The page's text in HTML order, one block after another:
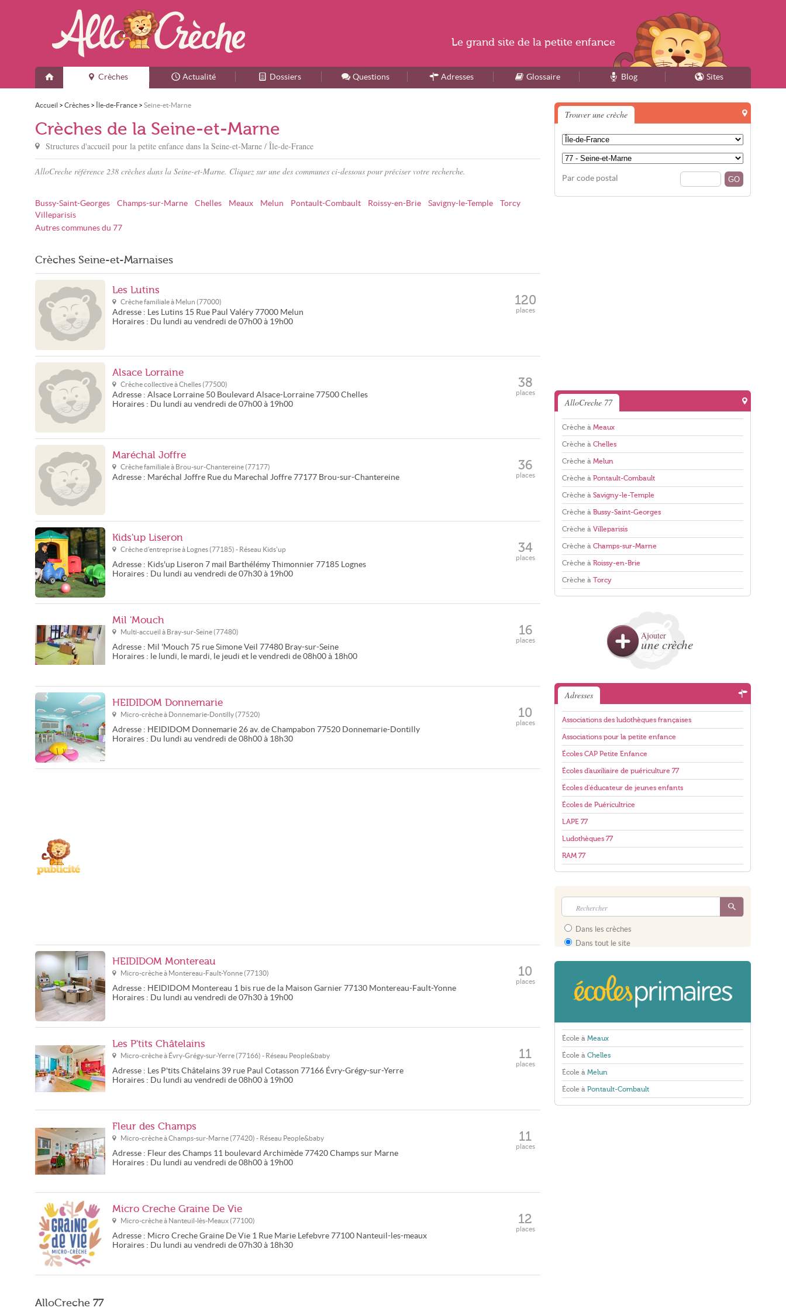
Accueil
Crèches Actualité Dossiers Questions Adresses Glossaire Blog Sites
Accueil > Crèches > Île-de-France > Seine-et-Marne
Crèches de la Seine-et-Marne
Structures d'accueil pour la petite enfance dans la Seine-et-Marne / Île-de-France
AlloCreche référence 238 crèches dans la Seine-et-Marne. Cliquez sur une des communes ci-dessous pour préciser votre recherche.
Bussy-Saint-Georges Champs-sur-Marne Chelles Meaux Melun Pontault-Combault Roissy-en-Brie Savigny-le-Temple
Torcy
Villeparisis
Autres communes du 77
Crèches Seine-et-Marnaises
Les Lutins
Crèche familiale à Melun (77000)
Adresse : Les Lutins 15 Rue Paul Valéry 77000 Melun
Horaires : Du lundi au vendredi de 07h00 à 19h00
120
places
Alsace Lorraine
Crèche collective àChelles (77500)
Adresse : Alsace Lorraine 50 Boulevard Alsace-Lorraine 77500 Chelles
Horaires : Du lundi au vendredi de 07h00 à 19h00
38
places
Maréchal Joffre
Crèche familiale à Brou-sur-Chantereine (77177)
Adresse : Maréchal Joffre Rue du Marechal Joffre 77177 Brou-sur-Chantereine
36
places
Kids'up Liseron
Crèche d'entreprise à Lognes (77185) - Réseau Kids'up
Adresse : Kids'up Liseron 7 mail Barthélémy Thimonnier 77185 Lognes
Horaires : Du lundi au vendredi de 07h30 à 19h00
34
places
Mil 'Mouch
Multi-accueil à Bray-sur-Seine (77480)
Adresse : Mil 'Mouch 75 rue Simone Veil 77480 Bray-sur-Seine
Horaires : le lundi, le mardi, le jeudi et le vendredi de 08h00 à 18h00
16
places
HEIDIDOM Donnemarie
Micro-crèche à Donnemarie-Dontilly (77520)
Adresse : HEIDIDOM Donnemarie 26 av. de Champabon 77520 Donnemarie-Dontilly
Horaires : Du lundi au vendredi de 08h00 à 18h30
10
places
HEIDIDOM Montereau
Micro-crèche à Montereau-Fault-Yonne (77130)
Adresse : HEIDIDOM Montereau 1 bis rue de la Maison Garnier 77130 Montereau-Fault-Yonne
Horaires : Du lundi au vendredi de 07h30 à 19h00
10
places
Les P'tits Châtelains
Micro-crèche à Évry-Grégy-sur-Yerre (77166) - Réseau People&baby
Adresse : Les P'tits Châtelains 39 rue Paul Cotasson 77166 Évry-Grégy-sur-Yerre
Horaires : Du lundi au vendredi de 08h00 à 19h00
11
places
Fleur des Champs
Micro-crèche àChamps-sur-Marne (77420) - Réseau People&baby
Adresse : Fleur des Champs 11 boulevard Archimède 77420 Champs sur Marne
Horaires : Du lundi au vendredi de 08h00 à 19h00
11
places
Micro Creche Graine De Vie
Micro-crèche à Nanteuil-lès-Meaux (77100)
Adresse : Micro Creche Graine De Vie 1 Rue Marie Lefebvre 77100 Nanteuil-les-meaux
Horaires : Du lundi au vendredi de 07h30 à 18h30
12
places
AlloCreche 77
Trouver une crèche
Par code postal
AlloCreche 77
Crèche à Meaux
Crèche à Chelles
Crèche à Melun
Crèche à Pontault-Combault
Crèche à Savigny-le-Temple
Crèche à Bussy-Saint-Georges
Crèche à Villeparisis
Crèche à Champs-sur-Marne
Crèche à Roissy-en-Brie
Crèche à Torcy
Ajouter
une crèche
Adresses
Associations des ludothèques françaises
Associations pour la petite enfance
Écoles CAP Petite Enfance
Écoles d'auxiliaire de puériculture 77
Écoles d'éducateur de jeunes enfants
Écoles de Puéricultrice
LAPE 77
Ludothèques 77
RAM 77
Dans les crèches
Dans tout le site
École à Meaux
École à Chelles
École à Melun
École à Pontault-Combault
Le grand site de la petite enfance